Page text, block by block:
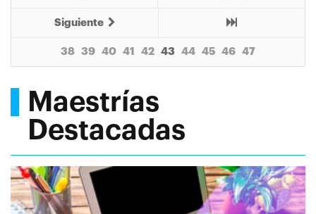
Siguiente
38 39 40 41 42 43 44 45 46 47
Maestrías
Destacadas